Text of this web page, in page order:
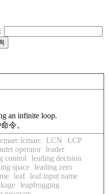
an infinite loop.
令。
lcmarc LCN
LCP
operator leader
control
leading decision
space leading zero
leaf leaf input name
leapfrogging